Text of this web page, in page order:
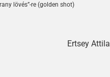
lövés”-re (golden shot)
Ertsey Attila